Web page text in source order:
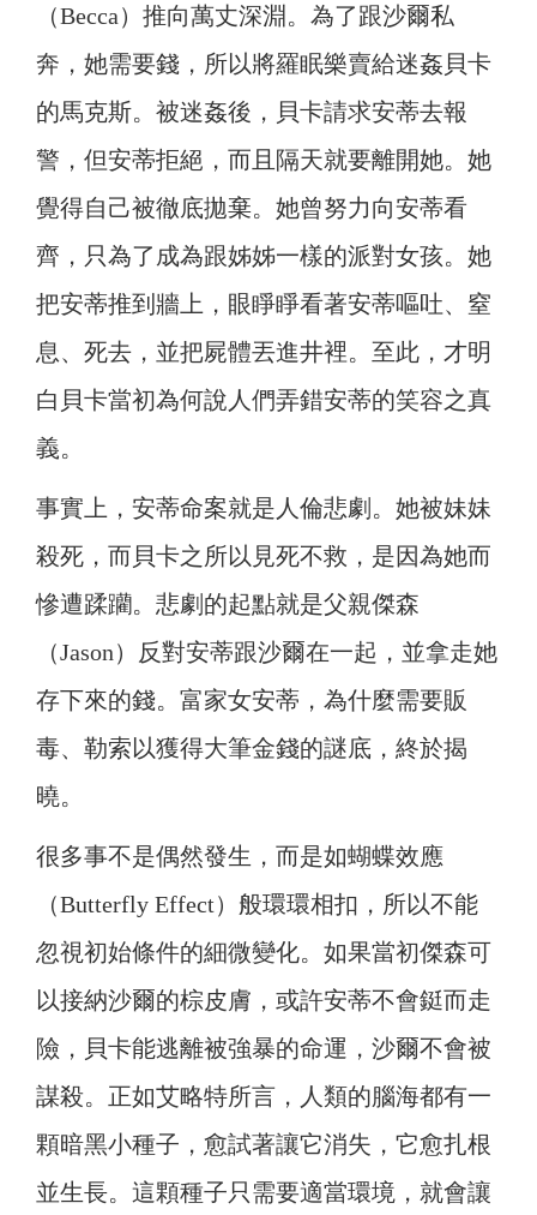
（Becca）推向萬丈深淵。為了跟沙爾私
奔，她需要錢，所以將羅眠樂賣給迷姦貝卡
的馬克斯。被迷姦後，貝卡請求安蒂去報
警，但安蒂拒絕，而且隔天就要離開她。她
覺得自己被徹底拋棄。她曾努力向安蒂看
齊，只為了成為跟姊姊一樣的派對女孩。她
把安蒂推到牆上，眼睜睜看著安蒂嘔吐、窒
息、死去，並把屍體丟進井裡。至此，才明
白貝卡當初為何說人們弄錯安蒂的笑容之真
義。
事實上，安蒂命案就是人倫悲劇。她被妹妹
殺死，而貝卡之所以見死不救，是因為她而
慘遭蹂躪。悲劇的起點就是父親傑森
（Jason）反對安蒂跟沙爾在一起，並拿走她
存下來的錢。富家女安蒂，為什麼需要販
毒、勒索以獲得大筆金錢的謎底，終於揭
曉。
很多事不是偶然發生，而是如蝴蝶效應
（Butterfly Effect）般環環相扣，所以不能
忽視初始條件的細微變化。如果當初傑森可
以接納沙爾的棕皮膚，或許安蒂不會鋌而走
險，貝卡能逃離被強暴的命運，沙爾不會被
謀殺。正如艾略特所言，人類的腦海都有一
顆暗黑小種子，愈試著讓它消失，它愈扎根
並生長。這顆種子只需要適當環境，就會讓